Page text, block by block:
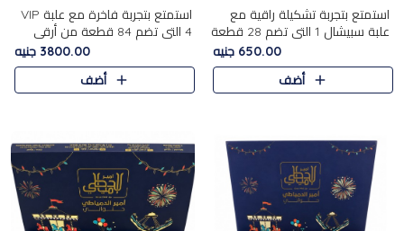
استمتع بتجربة تشكيلة راقية مع
علبة سبيشال 1 التي تضم 28 قطعة
من تشكيلة مختارة بعناية من أفخر
حلويات المولد المصرية الأصلية
الشرقية. تحتوي ال..
650.00 جنيه
أضف
استمتع بتجربة فاخرة مع علبة VIP
4 التي تضم 84 قطعة من أرقى
حلويات المولد الشرقية، في تشكيلة
غنية تجمع بين الحلويات التقليدية
والمكسرات الفاخرة. تحتوي العلبة
3800.00 جنيه
أضف